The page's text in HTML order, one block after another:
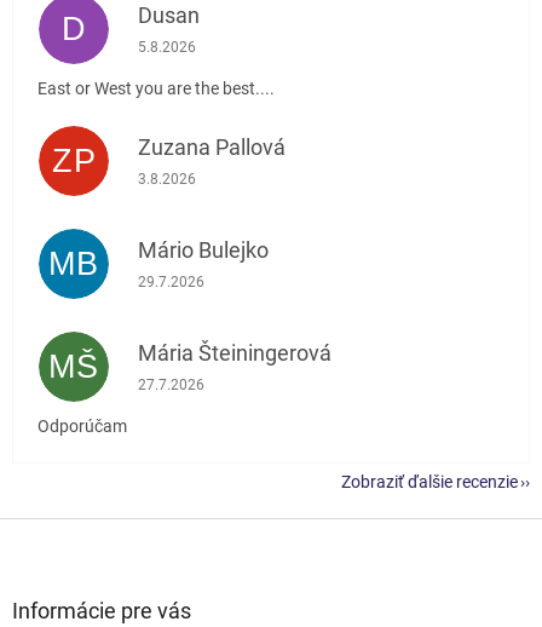
D Dusan
Hodnotenie obchodu je 5 z 5 hviezdičiek.
5.8.2026
East or West you are the best....
ZP Zuzana Pallová
Hodnotenie obchodu je 5 z 5 hviezdičiek.
3.8.2026
MB Mário Bulejko
Hodnotenie obchodu je 5 z 5 hviezdičiek.
29.7.2026
MŠ Mária Šteiningerová
Hodnotenie obchodu je 5 z 5 hviezdičiek.
27.7.2026
Odporúčam
Zobraziť ďalšie recenzie
Informácie pre vás